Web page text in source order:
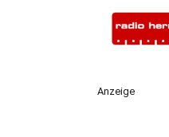
Anzeige